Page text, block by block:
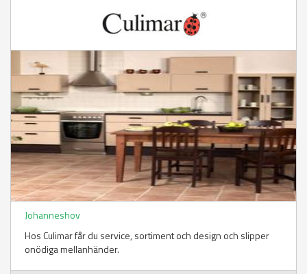
Johanneshov
Hos Culimar får du service, sortiment och design och slipper
onödiga mellanhänder.